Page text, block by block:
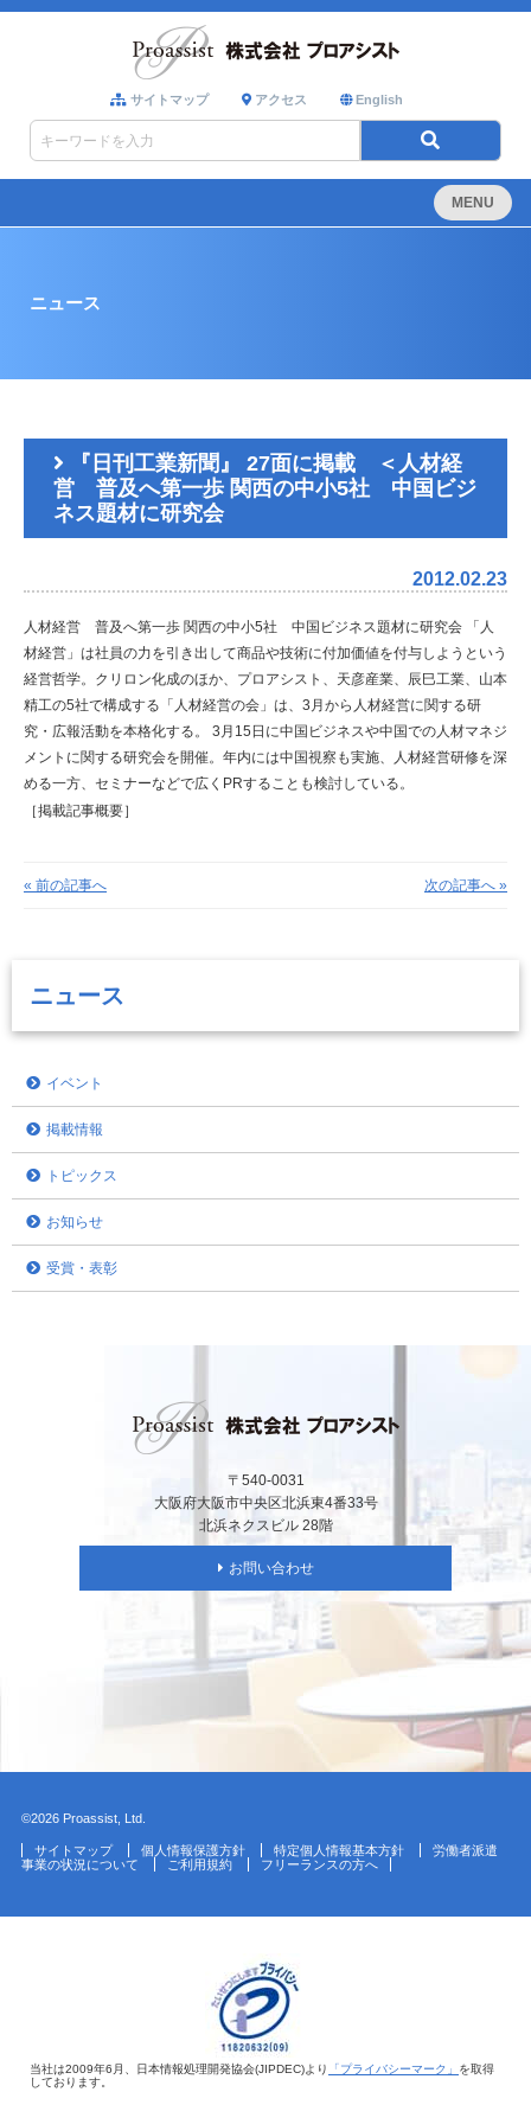
サイトマップ アクセス English
MENU
ニュース
『日刊工業新聞』 27面に掲載 ＜人材経
営 普及へ第一歩 関西の中小5社 中国ビジ
ネス題材に研究会
2012.02.23
人材経営 普及へ第一歩 関西の中小5社 中国ビジネス題材に研究会 「人
材経営」は社員の力を引き出して商品や技術に付加価値を付与しようという
経営哲学。クリロン化成のほか、プロアシスト、天彦産業、辰巳工業、山本
精工の5社で構成する「人材経営の会」は、3月から人材経営に関する研
究・広報活動を本格化する。
3月15日に中国ビジネスや中国での人材マネジ
メントに関する研究会を開催。年内には中国視察も実施、人材経営研修を深
める一方、セミナーなどで広くPRすることも検討している。
［掲載記事概要］
« 前の記事へ 次の記事へ »
ニュース
イベント
掲載情報
トピックス
お知らせ
受賞・表彰
〒540-0031
大阪府大阪市中央区北浜東4番33号
北浜ネクスビル 28階
お問い合わせ
©2026 Proassist, Ltd.
サイトマップ 個人情報保護方針 特定個人情報基本方針
労働者派遣
事業の状況について
ご利用規約 フリーランスの方へ
当社は2009年6月、日本情報処理開発協会(JIPDEC)より 「プライバシーマーク」 を取得
しております。